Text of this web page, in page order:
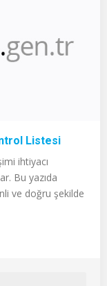
Listesi
ihtiyacı
Bu yazıda
ve doğru şekilde